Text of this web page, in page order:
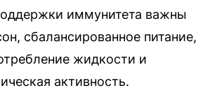
иммунитета важны
сбалансированное питание,
жидкости и
активность.